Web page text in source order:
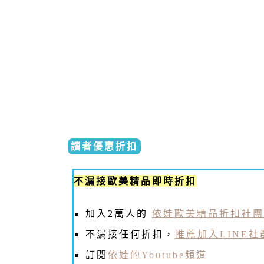
讀者優惠折扣
不漏接歐美精品即時折扣
加入2萬人的 依娃歐美精品折扣社團
不漏接任何折扣， 推薦加入LINE社
訂閱 依娃的Youtube頻道